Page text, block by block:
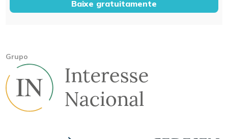
Baixe gratuitamente
Grupo